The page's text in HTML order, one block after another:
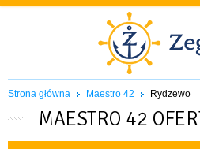
Strona główna Maestro 42 Rydzewo
MAESTRO 42